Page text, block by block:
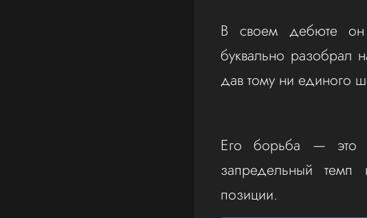
В своем дебюте он
буквально разобрал
дав тому ни единого
Его борьба — это
запредельный темп
позиции.